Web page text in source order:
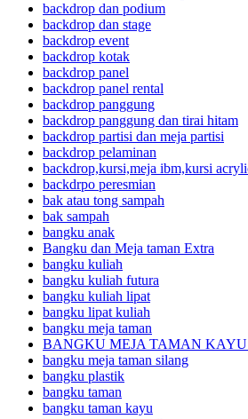
backdrop dan podium
backdrop dan stage
backdrop event
backdrop kotak
backdrop panel
backdrop panel rental
backdrop panggung
backdrop panggung dan tirai hitam
backdrop partisi dan meja partisi
backdrop pelaminan
backdrop,kursi,meja ibm,kursi
backdrpo peresmian
bak atau tong sampah
bak sampah
bangku anak
Bangku dan Meja taman Extra
bangku kuliah
bangku kuliah futura
bangku kuliah lipat
bangku lipat kuliah
bangku meja taman
BANGKU MEJA TAMAN
bangku meja taman silang
bangku plastik
bangku taman
bangku taman kayu